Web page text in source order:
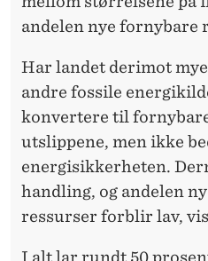
andelen nye fornybare
Har landet derimot
andre fossile
konvertere til
utslippene, men ikke
energisikkerheten.
handling, og andelen
ressurser forblir lav,